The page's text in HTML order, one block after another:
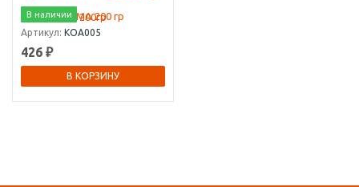
В наличии
Артикул: КОА005
426 ₽
В КОРЗИНУ